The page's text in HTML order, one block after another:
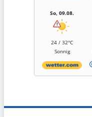
So, 09.08.
24 / 32°C
Sonnig